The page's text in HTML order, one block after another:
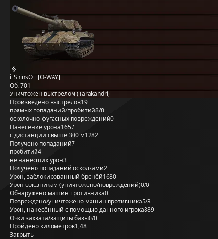
i_ShinsO_i [O-WAY]
Об. 701
Уничтожен выстрелом (Tarakandri)
Произведено выстрелов19
прямых попаданий/пробитий8/8
осколочно-фугасных повреждений0
Нанесение урона1657
с дистанции свыше 300 м1282
Получено попаданий7
пробитий4
не нанёсших урон3
Получено попаданий осколками2
Урон, заблокированный бронёй1680
Урон союзникам (уничтожено/повреждений)0/0
Обнаружено машин противника0
Повреждено/уничтожено машин противника5/3
Урон, нанесённый с помощью данного игрока889
Очки захвата/защиты базы0/0
Пройдено километров1,48
Закрыть